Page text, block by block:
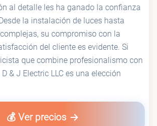
al detalle les ha ganado la confianza
la instalación de luces hasta
su compromiso con la
del cliente es evidente. Si
que combine profesionalismo con
& J Electric LLC es una elección
💰 Ver precios